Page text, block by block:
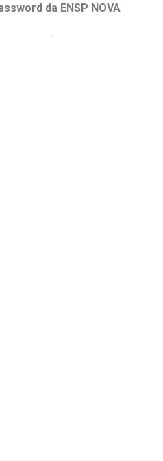
da ENSP NOVA
irá ficar disponível